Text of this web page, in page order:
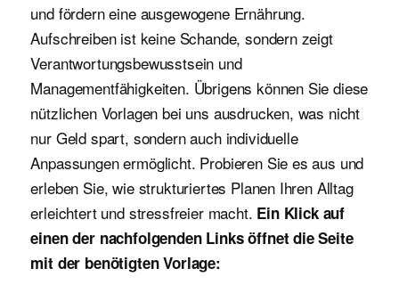
und fördern eine ausgewogene Ernährung.
Aufschreiben ist keine Schande, sondern zeigt
Verantwortungsbewusstsein und
Managementfähigkeiten. Übrigens können Sie diese
nützlichen Vorlagen bei uns ausdrucken, was nicht
nur Geld spart, sondern auch individuelle
Anpassungen ermöglicht. Probieren Sie es aus und
erleben Sie, wie strukturiertes Planen Ihren Alltag
erleichtert und stressfreier macht. Ein Klick auf
einen der nachfolgenden Links öffnet die Seite
mit der benötigten Vorlage: